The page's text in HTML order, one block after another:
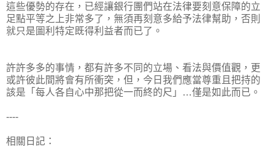
這些優勢的存在，已經讓銀行團們站在法律要刻意保障的立
足點平等之上非常多了，無須再刻意多給予法律幫助，否則
就只是圖利特定既得利益者而已了。
許許多多的事情，都有許多不同的立場、看法與價值觀，更
或許彼此間將會有所衝突，但，今日我們應當尊重且把持的
該是「每人各自心中那把從一而終的尺」…僅是如此而已。
----
相關日記：